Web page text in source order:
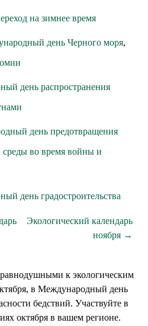
на зимнее время
день Черного моря,
день распространения
день предотвращения
во время войны и
день градостроительства
Экологический календарь
ноября →
равнодушными к экологическим
в Международный день
бедствий. Участвуйте в
октября в вашем регионе.